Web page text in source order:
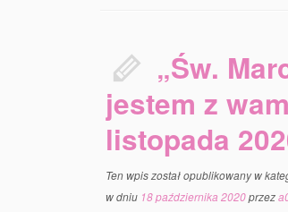
„Św.
jestem z
listopada
Ten wpis został opublikowany w
w dniu 18 października 2020przez